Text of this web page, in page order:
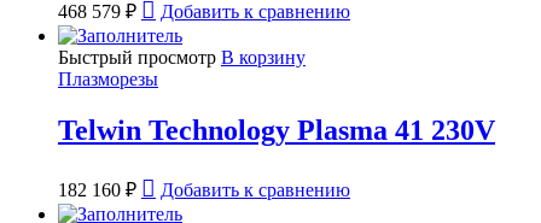
468 579 ₽ Добавить к сравнению
Быстрый просмотр В корзину
Плазморезы
Telwin Technology Plasma 41 230V
182 160 ₽ Добавить к сравнению